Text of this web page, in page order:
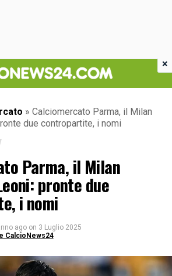
» Calciomercato Parma, il Milan
due contropartite, i nomi
Parma, il Milan
pronte due
i nomi
ago on 3 Luglio 2025
CalcioNews24
×